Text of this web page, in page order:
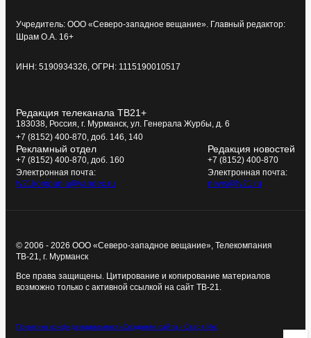
Учредитель: ООО «Северо-западное вещание». Главный редактор:
Шрам О.А. 16+
ИНН: 5190934326, ОГРН: 1115190010517
Редакция телеканала ТВ21+
183038, Россия, г. Мурманск, ул. Генерала Журбы, д. 6
+7 (8152) 400-870, доб. 146, 140
Рекламный отдел
+7 (8152) 400-870, доб. 160
Электронная почта:
tv21kompania@yandex.ru
Редакция новостей
+7 (8152) 400-870
Электронная почта:
news@tv21.ru
© 2006 - 2026 ООО «Северо-западное вещание», Телекомпания
ТВ-21, г. Мурманск
Все права защищены. Цитирование и копирование материалов
возможно только с активной ссылкой на сайт ТВ-21.
Политика конфиденциальностиСоздание сайта - Старт Икс